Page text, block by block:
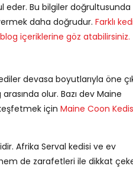
Bu bilgiler doğrultusunda
daha doğrudur. Farklı kedi
blog içeriklerine göz atabilirsiniz.
devasa boyutlarıyla öne
olur. Bazı dev Maine
için Maine Coon
Afrika Serval kedisi ve ev
de zarafetleri ile dikkat